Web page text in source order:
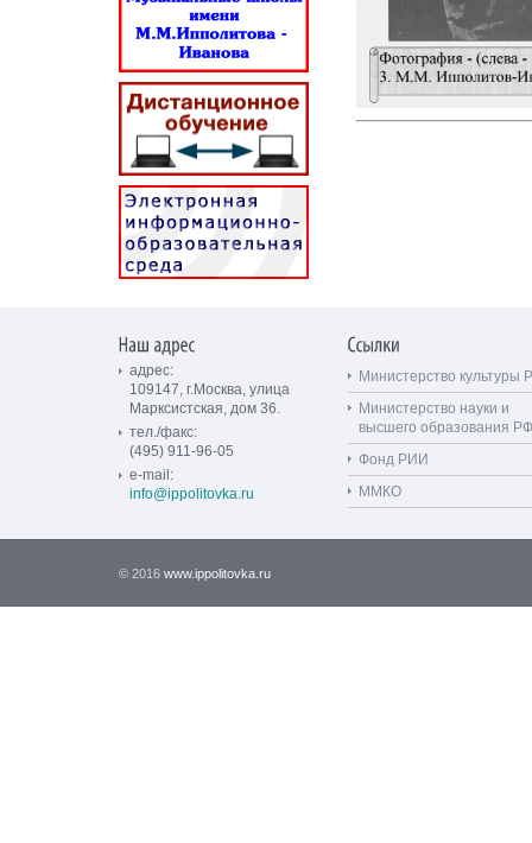
адрес:
109147, г.Москва, улица
Марксистская, дом 36.
тел./факс:
(495) 911-96-05
e-mail:
info@ippolitovka.ru
Министерство культуры
Министерство науки и
высшего образования РФ
Фонд РИИ
ММКО
© 2016 www.ippolitovka.ru